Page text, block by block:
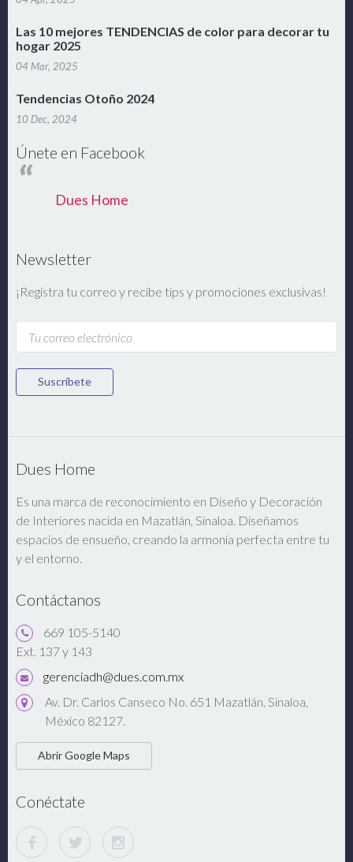
Las 10 mejores TENDENCIAS de color para decorar tu
hogar 2025
04 Mar, 2025
Tendencias Otoño 2024
10 Dec, 2024
Únete en Facebook
Dues Home
Newsletter
¡Registra tu correo y recibe tips y promociones exclusivas!
Suscríbete
Dues Home
Es una marca de reconocimiento en Diseño y Decoración
de Interiores nacida en Mazatlán, Sinaloa. Diseñamos
espacios de ensueño, creando la armonía perfecta entre tu
y el entorno.
Contáctanos
669 105-5140
Ext. 137 y 143
gerenciadh@dues.com.mx
Av. Dr. Carlos Canseco No. 651 Mazatlán, Sinaloa,
México 82127.
Abrir Google Maps
Conéctate